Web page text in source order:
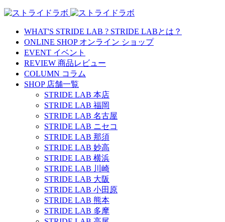
WHAT'S STRIDE LAB ? STRIDE LABとは？
ONLINE SHOP オンライン ショップ
EVENT イベント
REVIEW 商品レビュー
COLUMN コラム
SHOP 店舗一覧
STRIDE LAB 本店
STRIDE LAB 福岡
STRIDE LAB 名古屋
STRIDE LAB ニセコ
STRIDE LAB 那須
STRIDE LAB 妙高
STRIDE LAB 横浜
STRIDE LAB 川崎
STRIDE LAB 大阪
STRIDE LAB 小田原
STRIDE LAB 熊本
STRIDE LAB 多摩